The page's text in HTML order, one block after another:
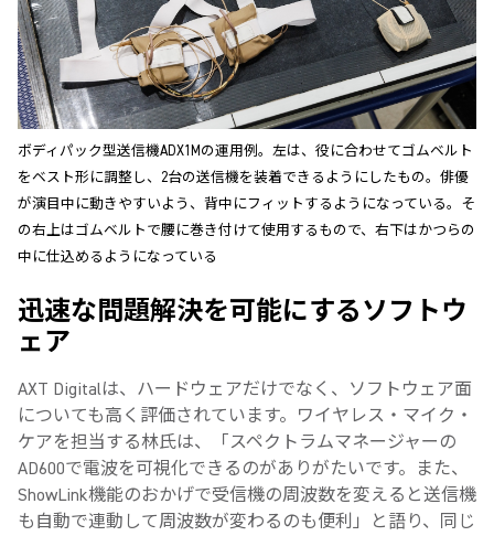
ボディパック型送信機ADX1Mの運用例。左は、役に合わせてゴムベルト
をベスト形に調整し、2台の送信機を装着できるようにしたもの。俳優
が演目中に動きやすいよう、背中にフィットするようになっている。そ
の右上はゴムベルトで腰に巻き付けて使用するもので、右下はかつらの
中に仕込めるようになっている
迅速な問題解決を可能にするソフトウ
ェア
AXT Digitalは、ハードウェアだけでなく、ソフトウェア面
についても高く評価されています。ワイヤレス・マイク・
ケアを担当する林氏は、「スペクトラムマネージャーの
AD600で電波を可視化できるのがありがたいです。また、
ShowLink機能のおかげで受信機の周波数を変えると送信機
も自動で連動して周波数が変わるのも便利」と語り、同じ